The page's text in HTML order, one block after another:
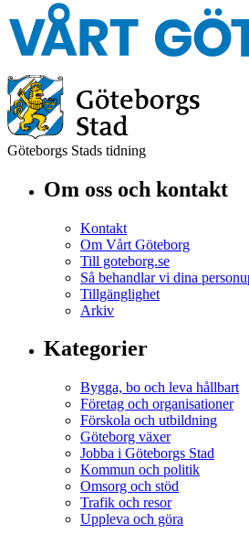
Göteborgs Stads tidning
Om oss och kontakt
Kontakt
Om Vårt Göteborg
Till goteborg.se
Så behandlar vi dina
Tillgänglighet
Arkiv
Kategorier
Bygga, bo och leva hållbart
Företag och organisationer
Förskola och utbildning
Göteborg växer
Jobba i Göteborgs Stad
Kommun och politik
Omsorg och stöd
Trafik och resor
Uppleva och göra